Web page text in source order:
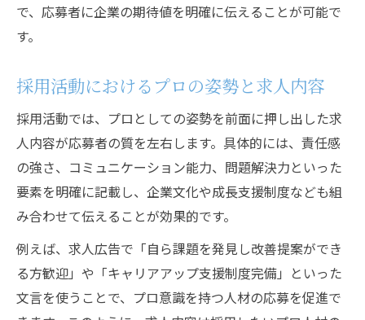
で、応募者に企業の期待値を明確に伝えることが可能で
す。
採用活動におけるプロの姿勢と求人内容
採用活動では、プロとしての姿勢を前面に押し出した求
人内容が応募者の質を左右します。具体的には、責任感
の強さ、コミュニケーション能力、問題解決力といった
要素を明確に記載し、企業文化や成長支援制度なども組
み合わせて伝えることが効果的です。
例えば、求人広告で「自ら課題を発見し改善提案ができ
る方歓迎」や「キャリアアップ支援制度完備」といった
文言を使うことで、プロ意識を持つ人材の応募を促進で